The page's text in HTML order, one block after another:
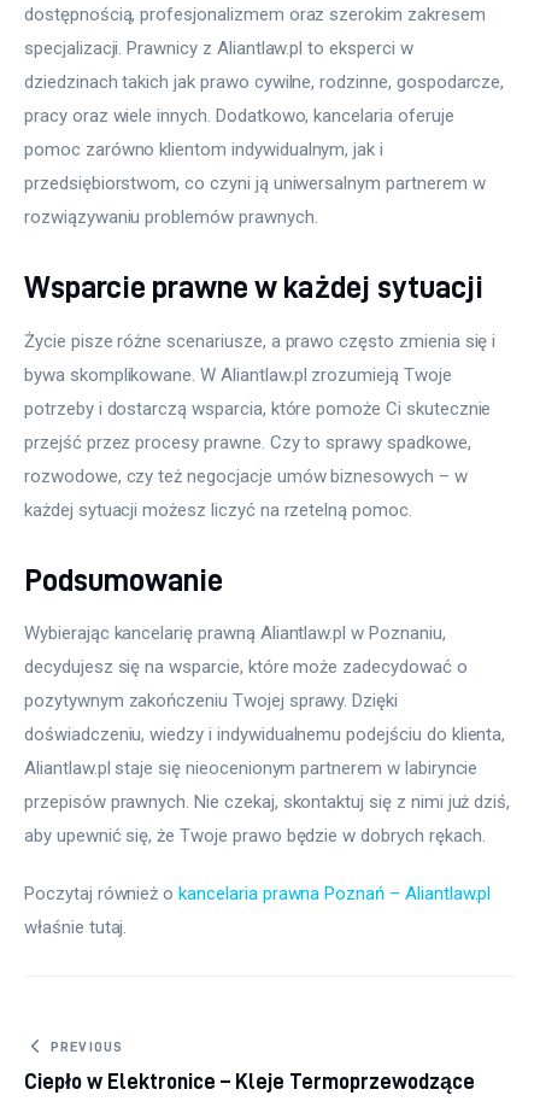
dostępnością, profesjonalizmem oraz szerokim zakresem
specjalizacji. Prawnicy z Aliantlaw.pl to eksperci w
dziedzinach takich jak prawo cywilne, rodzinne, gospodarcze,
pracy oraz wiele innych. Dodatkowo, kancelaria oferuje
pomoc zarówno klientom indywidualnym, jak i
przedsiębiorstwom, co czyni ją uniwersalnym partnerem w
rozwiązywaniu problemów prawnych.
Wsparcie prawne w każdej sytuacji
Życie pisze różne scenariusze, a prawo często zmienia się i
bywa skomplikowane. W Aliantlaw.pl zrozumieją Twoje
potrzeby i dostarczą wsparcia, które pomoże Ci skutecznie
przejść przez procesy prawne. Czy to sprawy spadkowe,
rozwodowe, czy też negocjacje umów biznesowych – w
każdej sytuacji możesz liczyć na rzetelną pomoc.
Podsumowanie
Wybierając kancelarię prawną Aliantlaw.pl w Poznaniu,
decydujesz się na wsparcie, które może zadecydować o
pozytywnym zakończeniu Twojej sprawy. Dzięki
doświadczeniu, wiedzy i indywidualnemu podejściu do klienta,
Aliantlaw.pl staje się nieocenionym partnerem w labiryncie
przepisów prawnych. Nie czekaj, skontaktuj się z nimi już dziś,
aby upewnić się, że Twoje prawo będzie w dobrych rękach.
Poczytaj również o kancelaria prawna Poznań – Aliantlaw.pl
właśnie tutaj.
Nawigacja wpisu
PREVIOUS
Ciepło w Elektronice – Kleje Termoprzewodzące